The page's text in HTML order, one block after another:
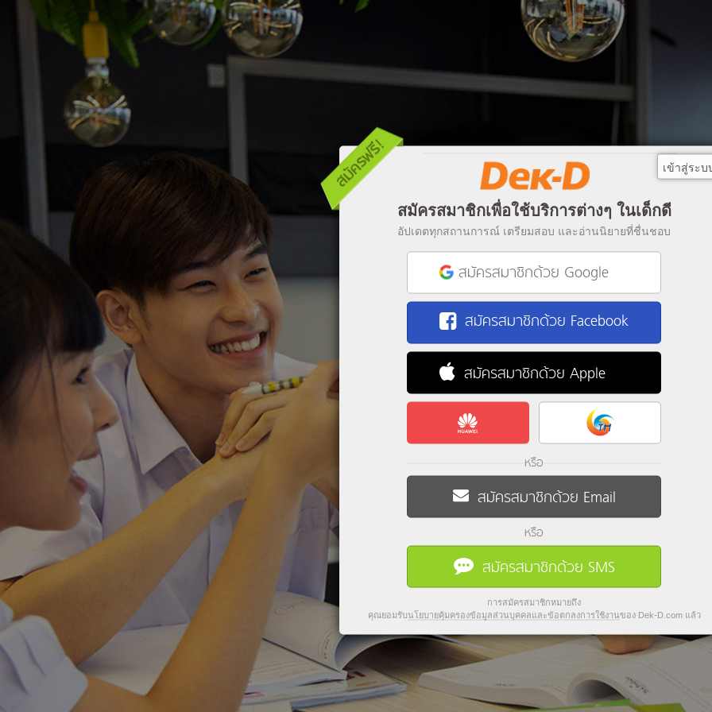
สมัครสมาชิกเพื่อใช้บริการต่างๆ ในเด็กดี
อัปเดตทุกสถานการณ์ เตรียมสอบ และอ่านนิยายที่ชื่นชอบ
สมัครสมาชิกด้วย Google
สมัครสมาชิกด้วย Facebook
สมัครสมาชิกด้วย Apple
หรือ
สมัครสมาชิกด้วย Email
หรือ
สมัครสมาชิกด้วย SMS
การสมัครสมาชิกหมายถึง
คุณยอมรับนโยบายคุ้มครองข้อมูลส่วนบุคคลและข้อตกลงการใช้งานของ Dek-D.com แล้ว
เข้าสู่ระบ